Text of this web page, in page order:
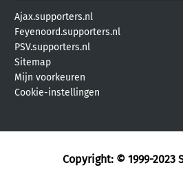
Ajax.supporters.nl
Feyenoord.supporters.nl
PSV.supporters.nl
Sitemap
Mijn voorkeuren
Cookie-instellingen
Copyright: © 1999-2023